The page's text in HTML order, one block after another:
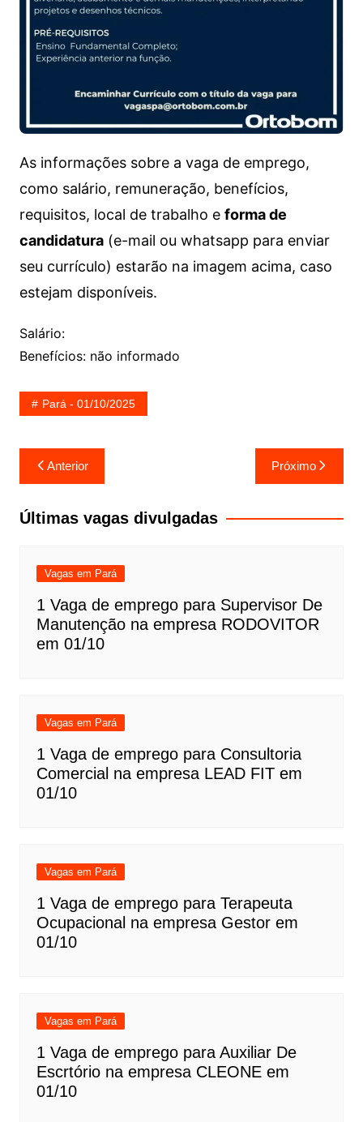
As informações sobre a vaga de emprego,
como salário, remuneração, benefícios,
requisitos, local de trabalho e forma de
candidatura(e-mail ou whatsapp para enviar
seu currículo) estarão na imagem acima, caso
estejam disponíveis.
Salário:
Benefícios: não informado
Pará - 01/10/2025
Navegação
de
Post
Anterior Próximo
Últimas vagas divulgadas
Vagas em Pará
1 Vaga de emprego para Supervisor De
Manutenção na empresa RODOVITOR
em 01/10
Vagas em Pará
1 Vaga de emprego para Consultoria
Comercial na empresa LEAD FIT em
01/10
Vagas em Pará
1 Vaga de emprego para Terapeuta
Ocupacional na empresa Gestor em
01/10
Vagas em Pará
1 Vaga de emprego para Auxiliar De
Escrtório na empresa CLEONE em
01/10